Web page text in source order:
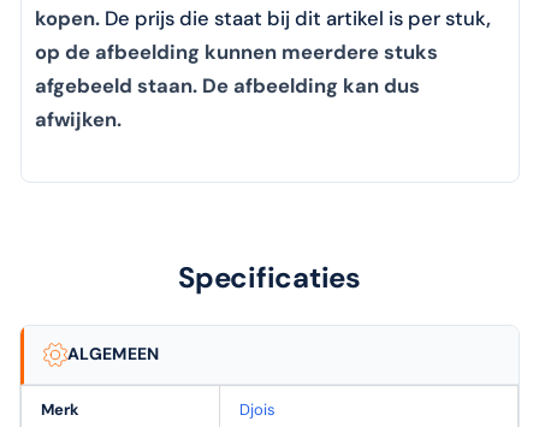
kopen. De prijs die staat bij dit artikel is per stuk,
op de afbeelding kunnen meerdere stuks
afgebeeld staan. De afbeelding kan dus
afwijken.
Specificaties
ALGEMEEN
Merk Djois